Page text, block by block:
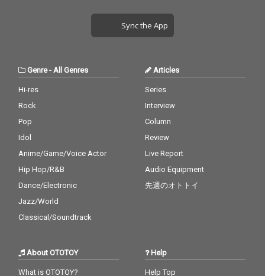
ら支持を集める存在と
しても注目を集めてい
る。 プロデュースはN
当。DJ KANJIは、近年
りだ。両者は、DJ KANJ
Iの1stアルバム"THE VO
ブ関係を築いてきて、
『Lowkey (feat. MALIY
veYourself - Woody』
く発揮され、現行シー
ンにフィットするサウ
た。MuKuRoは唾奇や
ら支持を集める存在と
しても注目を集めてい
る。 プロデュースはN
当。DJ KANJIは、近年
アルバムリリースやワ
ンマンライブ"THE SO
りだ。両者は、DJ KANJ
Iの1stアルバム"THE VO
ブ関係を築いてきて、
く発揮され、現行シー
ンにフィットするサウ
Sync the App
Genre- All Genres
Hi-res
Rock
Pop
Idol
Anime/Game/Voice Actor
Hip Hop/R&B
Dance/Electronic
Jazz/World
Classical/Soundtrack
Articles
Series
Interview
Column
Review
Live Report
Audio Equipment
先週のオトトイ
About OTOTOY
What is OTOTOY?
Help
Help Top